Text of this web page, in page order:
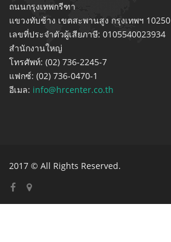
ถนนกรุงเทพกรีฑา
แขวงทับช้าง เขตสะพานสูง กรุงเทพฯ 10250
เลขที่ประจำตัวผู้เสียภาษี: 0105540023934
สำนักงานใหญ่
โทรศัพท์: (02) 736-2245-7
แฟกซ์: (02) 736-0470-1
อีเมล: info@hrcenter.co.th
2017 © All Rights Reserved.